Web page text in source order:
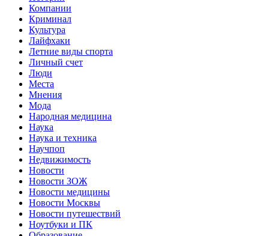
Компании
Криминал
Культура
Лайфхаки
Летние виды спорта
Личный счет
Люди
Места
Мнения
Мода
Народная медицина
Наука
Наука и техника
Научпоп
Недвижимость
Новости
Новости ЗОЖ
Новости медицины
Новости Москвы
Новости путешествий
Ноутбуки и ПК